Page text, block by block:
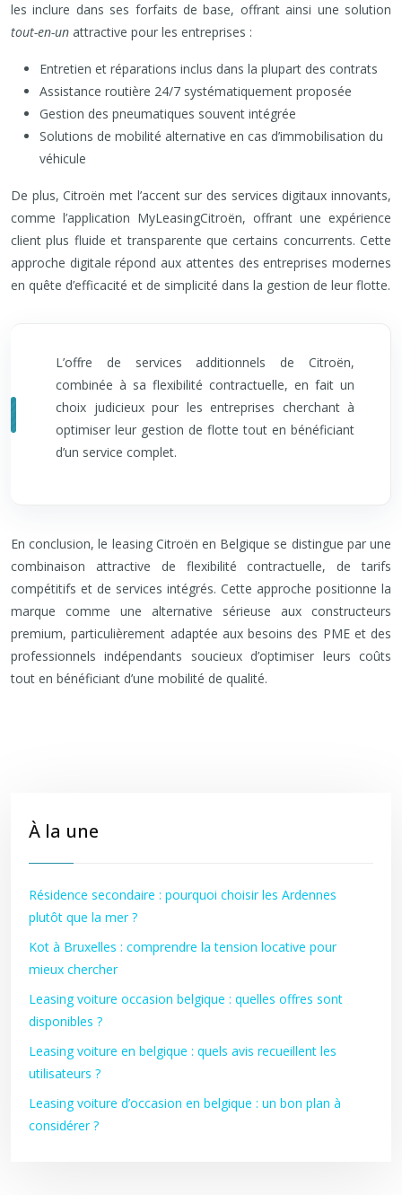
les inclure dans ses forfaits de base, offrant ainsi une solution
tout-en-un attractive pour les entreprises :
Entretien et réparations inclus dans la plupart des contrats
Assistance routière 24/7 systématiquement proposée
Gestion des pneumatiques souvent intégrée
Solutions de mobilité alternative en cas d’immobilisation du
véhicule
De plus, Citroën met l’accent sur des services digitaux innovants,
comme l’application MyLeasingCitroën, offrant une expérience
client plus fluide et transparente que certains concurrents. Cette
approche digitale répond aux attentes des entreprises modernes
en quête d’efficacité et de simplicité dans la gestion de leur flotte.
L’offre de services additionnels de Citroën,
combinée à sa flexibilité contractuelle, en fait un
choix judicieux pour les entreprises cherchant à
optimiser leur gestion de flotte tout en bénéficiant
d’un service complet.
En conclusion, le leasing Citroën en Belgique se distingue par une
combinaison attractive de flexibilité contractuelle, de tarifs
compétitifs et de services intégrés. Cette approche positionne la
marque comme une alternative sérieuse aux constructeurs
premium, particulièrement adaptée aux besoins des PME et des
professionnels indépendants soucieux d’optimiser leurs coûts
tout en bénéficiant d’une mobilité de qualité.
À la une
Résidence secondaire : pourquoi choisir les Ardennes
plutôt que la mer ?
Kot à Bruxelles : comprendre la tension locative pour
mieux chercher
Leasing voiture occasion belgique : quelles offres sont
disponibles ?
Leasing voiture en belgique : quels avis recueillent les
utilisateurs ?
Leasing voiture d’occasion en belgique : un bon plan à
considérer ?